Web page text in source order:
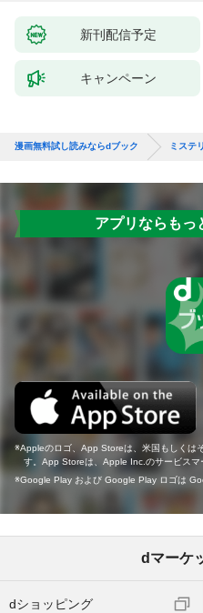
新刊配信予定
キャンペーン
漫画無料試し読みならdブック ミステ
アプリならもっ
Appleのロゴ、App Storeは、米国もしくは
す。App Storeは、Apple Inc.のサービスマ
Google Play および Google Play ロゴは
dマーケ
dショッピング